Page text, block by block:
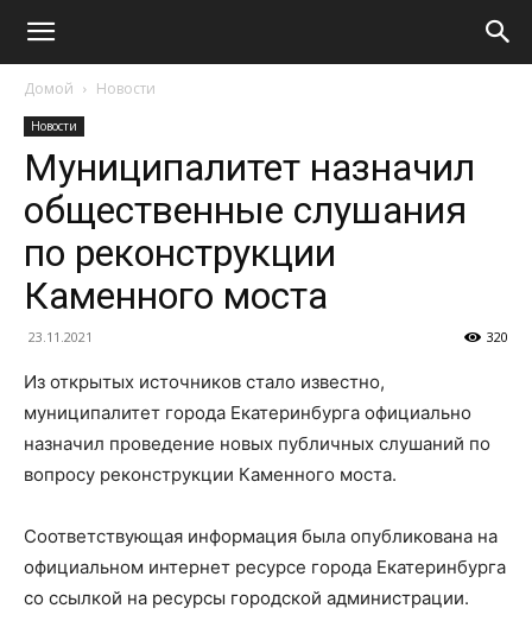
Домой Новости
Новости
Муниципалитет назначил
общественные слушания
по реконструкции
Каменного моста
23.11.2021 320
Из открытых источников стало известно,
муниципалитет города Екатеринбурга официально
назначил проведение новых публичных слушаний по
вопросу реконструкции Каменного моста.
Соответствующая информация была опубликована на
официальном интернет ресурсе города Екатеринбурга
со ссылкой на ресурсы городской администрации.